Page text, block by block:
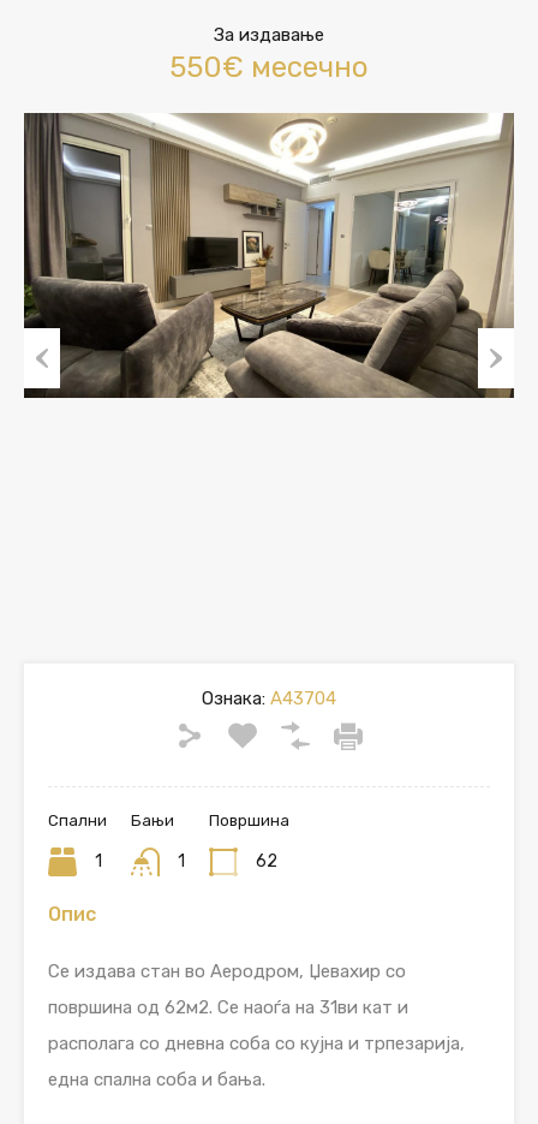
За издавање
550€ месечно
Previous Next
Ознака: A43704
Спални
1
Бањи
1
Површина
62
Опис
Се издава стан во Аеродром, Џевахир со
површина од 62м2. Се наоѓа на 31ви кат и
располага со дневна соба со кујна и трпезарија,
една спална соба и бања.